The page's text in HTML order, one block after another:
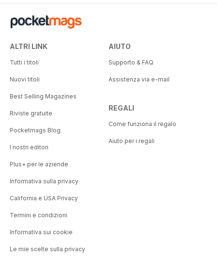
ALTRI LINK
Tutti i titoli
Nuovi titoli
Best Selling Magazines
Riviste gratuite
Pocketmags Blog
I nostri editori
Plus+ per le aziende
Informativa sulla privacy
California e USA Privacy
Termini e condizioni
Informativa sui cookie
Le mie scelte sulla privacy
AIUTO
Supporto & FAQ
Assistenza via e-mail
REGALI
Come funziona il regalo
Aiuto per i regali